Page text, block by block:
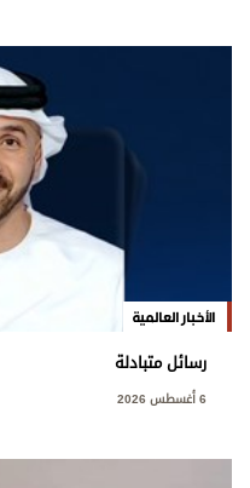
الأخبار العالمية
رسائل متبادلة
6 أغسطس 2026